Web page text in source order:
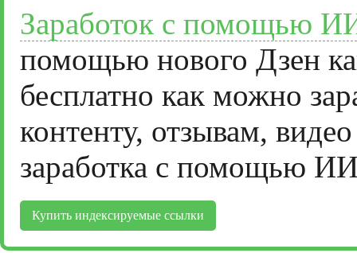
Заработок с помощью
помощью нового Дзен
бесплатно как можно
контенту, отзывам,
заработка с помощью
Купить индексируемые ссылки